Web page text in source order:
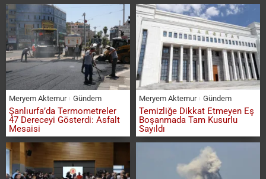
Meryem Aktemur Gündem
Şanlıurfa’da Termometreler
47 Dereceyi Gösterdi: Asfalt
Mesaisi
Meryem Aktemur Gündem
Temizliğe Dikkat Etmeyen Eş
Boşanmada Tam Kusurlu
Sayıldı